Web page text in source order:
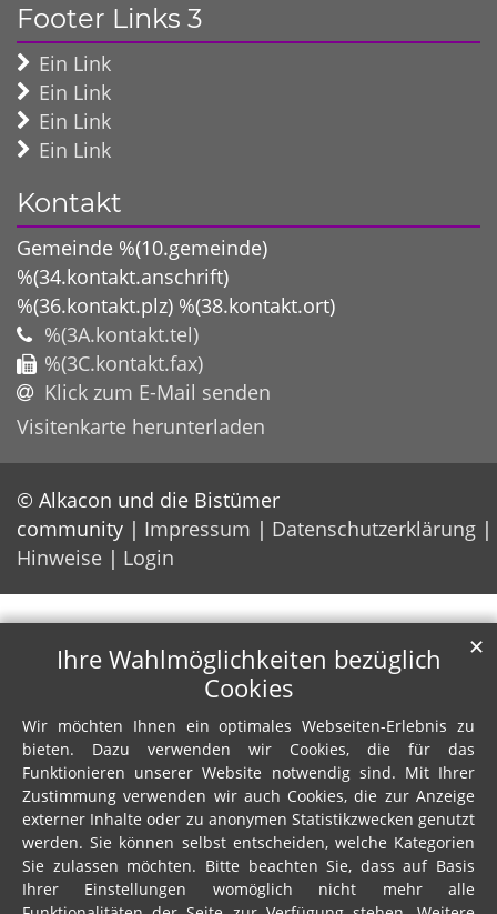
Footer Links 3
Ein Link
Ein Link
Ein Link
Ein Link
Kontakt
Gemeinde %(10.gemeinde)
%(34.kontakt.anschrift)
%(36.kontakt.plz) %(38.kontakt.ort)
%(3A.kontakt.tel)
%(3C.kontakt.fax)
Klick zum E-Mail senden
Visitenkarte herunterladen
© Alkacon und die Bistümer
community
Impressum
Datenschutzerklärung
Hinweise
Login
Ihre Wahlmöglichkeiten bezüglich
Cookies
Wir möchten Ihnen ein optimales Webseiten-Erlebnis zu
bieten. Dazu verwenden wir Cookies, die für das
Funktionieren unserer Website notwendig sind. Mit Ihrer
Zustimmung verwenden wir auch Cookies, die zur Anzeige
externer Inhalte oder zu anonymen Statistikzwecken genutzt
werden. Sie können selbst entscheiden, welche Kategorien
Sie zulassen möchten. Bitte beachten Sie, dass auf Basis
Ihrer Einstellungen womöglich nicht mehr alle
✕